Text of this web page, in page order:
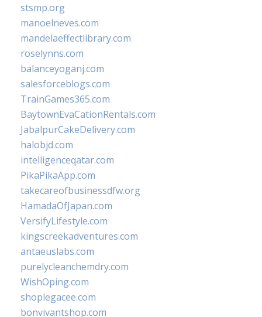
stsmp.org
manoelneves.com
mandelaeffectlibrary.com
roselynns.com
balanceyoganj.com
salesforceblogs.com
TrainGames365.com
BaytownEvaCationRentals.com
JabalpurCakeDelivery.com
halobjd.com
intelligenceqatar.com
PikaPikaApp.com
takecareofbusinessdfw.org
HamadaOfJapan.com
VersifyLifestyle.com
kingscreekadventures.com
antaeuslabs.com
purelycleanchemdry.com
WishOping.com
shoplegacee.com
bonvivantshop.com